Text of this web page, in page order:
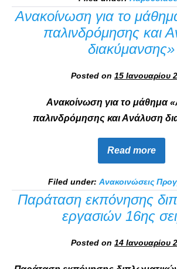
Ανακοίνωση για το
παλινδρόμησης και
διακύμανσης»
Posted on 15 Ιανουαρίου
Ανακοίνωση για το μάθημα
παλινδρόμησης και Ανάλυση
Read more
Filed under: Ανακοινώσεις
Παράταση εκπόνησης
εργασιών 16ης
Posted on 14 Ιανουαρίου